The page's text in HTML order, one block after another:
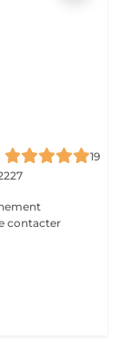
19
contacter